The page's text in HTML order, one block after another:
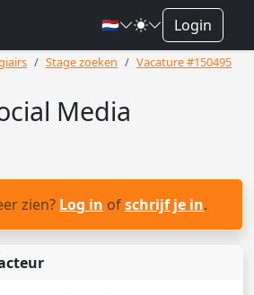
🇳🇱 Login
Stage zoeken Vacature #150495
Media
zien? Log in ofschrijf je in.